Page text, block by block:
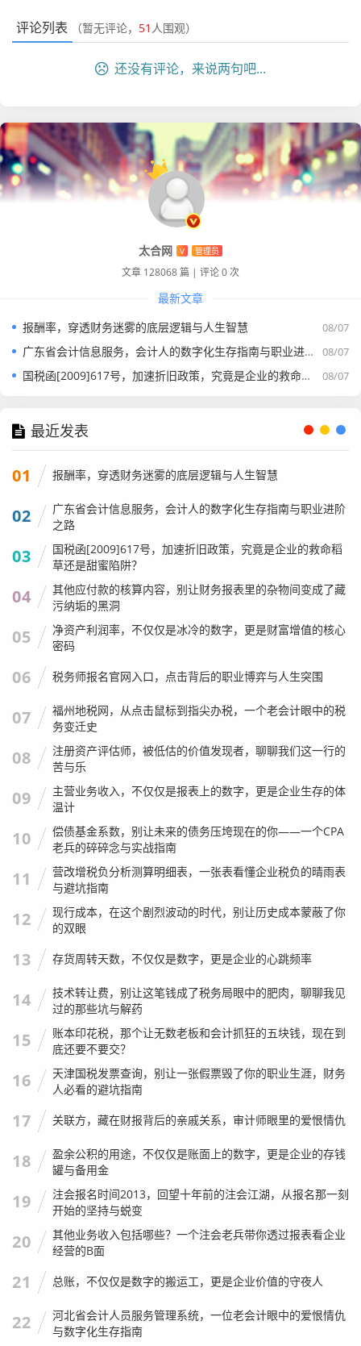
借：管理费用——房租 10,000
贷：银行存款 12,000
在会计上，权责发生制要求你“只要员工干活了，不管发没发
钱，都要算作当期的费用”。
会计分录：
借：销售费用——工资 30,000
几天后，通过银行转账把工资发了。
这时候，负债消失了,钱也飞了。
会计分录：
借：应付职工薪酬 30,000
贷：银行存款 30,000
做分录，这在做小账时没问题，但在正规财务中，这会导致
来匹配收入和费用，告诉我们真实的经营成果。
销售阶段：回款的快乐与成本的结转
这是最激动人心的环节，也是会计分录最复杂的环节，因为
要同时确认“收入”和“成本”。
面粉和牛肉变成了面条,钱进了口袋。
确认收入：
借：库存现金 25
贷：主营业务收入 25
要结转成本（假设这碗面的食材成本是 10 元）：
贷：库存商品 10
生活实例解读：这一步是很多人理解不了的难点，为什么卖
东西要写两笔分录？ 因为你要算两笔账：第一笔算赚了多少
钱（收入），第二笔算消耗了多少库存（成本），只有收入
减去成本,才是你真正的毛利。
有个公司团建，一次性打包订了 50 份面，承诺下个月结
账，共计 1250 元。
这就是赊销，产生了“应收账款”。
确认收入：
借：应收账款 1,250
贷：主营业务收入 1,250
结转成本（假设总成本 500 元）：
借：主营业务成本 500
贷：库存商品 500
评论列表 （暂无评论， 51 人围观）
还没有评论，来说两句吧...
太合网 V 管理员
文章 128068 篇 | 评论 0 次
最新文章
08/07
报酬率，穿透财务迷雾的底层逻辑与人生智慧
08/07
广东省会计信息服务，会计人的数字化生存指南与职业进阶之路
08/07
国税函[2009]617号，加速折旧政策，究竟是企业的救命稻草还是甜蜜陷阱？
最近发表
01 报酬率，穿透财务迷雾的底层逻辑与人生智慧
02
广东省会计信息服务，会计人的数字化生存指南与职业进阶
之路
03
国税函[2009]617号，加速折旧政策，究竟是企业的救命稻
草还是甜蜜陷阱？
04
其他应付款的核算内容，别让财务报表里的杂物间变成了藏
污纳垢的黑洞
05
净资产利润率，不仅仅是冰冷的数字，更是财富增值的核心
密码
06 税务师报名官网入口，点击背后的职业博弈与人生突围
07
福州地税网，从点击鼠标到指尖办税，一个老会计眼中的税
务变迁史
08
注册资产评估师，被低估的价值发现者，聊聊我们这一行的
苦与乐
09
主营业务收入，不仅仅是报表上的数字，更是企业生存的体
温计
10
偿债基金系数，别让未来的债务压垮现在的你——一个CPA
老兵的碎碎念与实战指南
11
营改增税负分析测算明细表，一张表看懂企业税负的晴雨表
与避坑指南
12
现行成本，在这个剧烈波动的时代，别让历史成本蒙蔽了你
的双眼
13 存货周转天数，不仅仅是数字，更是企业的心跳频率
14
技术转让费，别让这笔钱成了税务局眼中的肥肉，聊聊我见
过的那些坑与解药
15
账本印花税，那个让无数老板和会计抓狂的五块钱，现在到
底还要不要交？
16
天津国税发票查询，别让一张假票毁了你的职业生涯，财务
人必看的避坑指南
17 关联方，藏在财报背后的亲戚关系，审计师眼里的爱恨情仇
18
盈余公积的用途，不仅仅是账面上的数字，更是企业的存钱
罐与备用金
19
注会报名时间2013，回望十年前的注会江湖，从报名那一刻
开始的坚持与蜕变
20
其他业务收入包括哪些？一个注会老兵带你透过报表看企业
经营的B面
21 总账，不仅仅是数字的搬运工，更是企业价值的守夜人
22
河北省会计人员服务管理系统，一位老会计眼中的爱恨情仇
与数字化生存指南